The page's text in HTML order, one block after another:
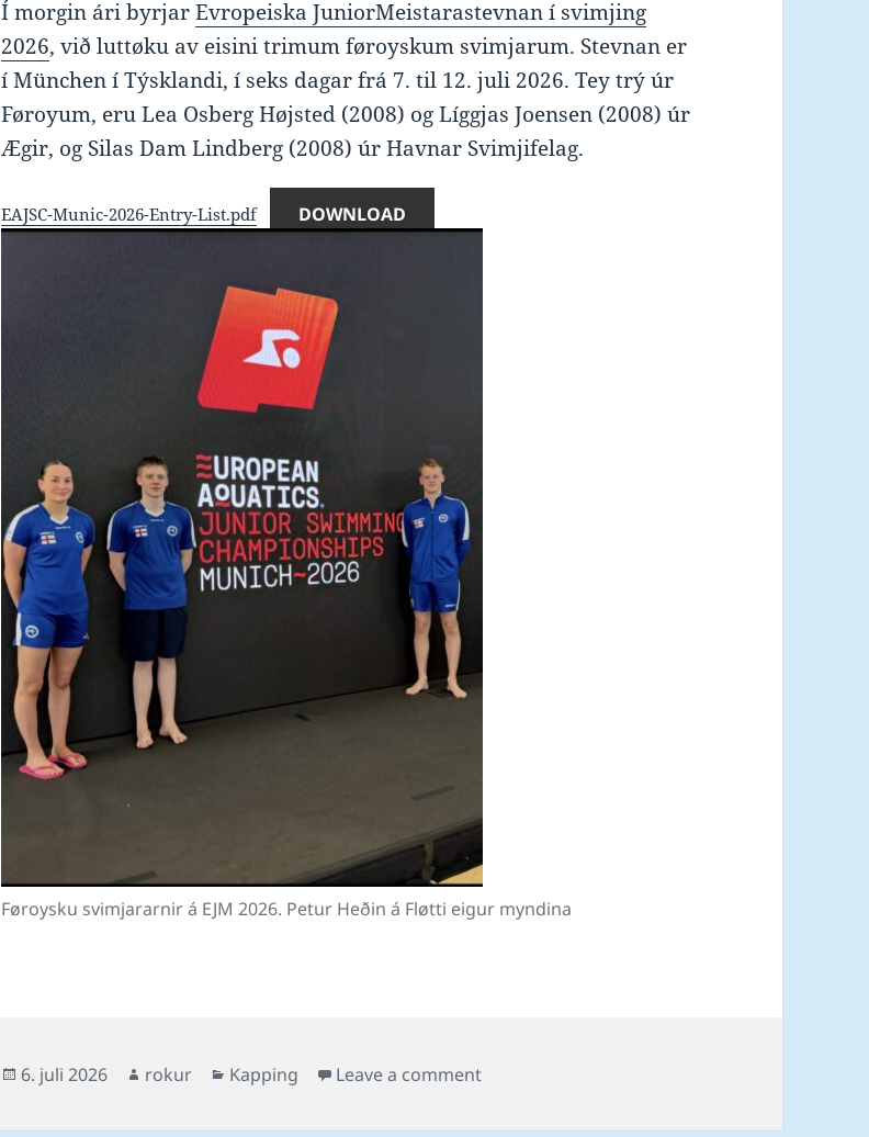
Í morgin ári byrjarEvropeiska JuniorMeistarastevnan í svimjing
2026, við luttøku av eisini trimum føroyskum svimjarum. Stevnan er
í München í Týsklandi, í seks dagar frá 7. til 12. juli 2026. Tey trý úr
Føroyum, eru Lea Osberg Højsted (2008) og Líggjas Joensen (2008) úr
Ægir, og Silas Dam Lindberg (2008) úr Havnar Svimjifelag.
EAJSC-Munic-2026-Entry-List.pdf DOWNLOAD
Føroysku svimjararnir á EJM 2026. Petur Heðin á Fløtti eigur myndina
Posted
6. juli 2026 Author
rokur Categories
Kapping Leave a commenton So er tað EJM 2026